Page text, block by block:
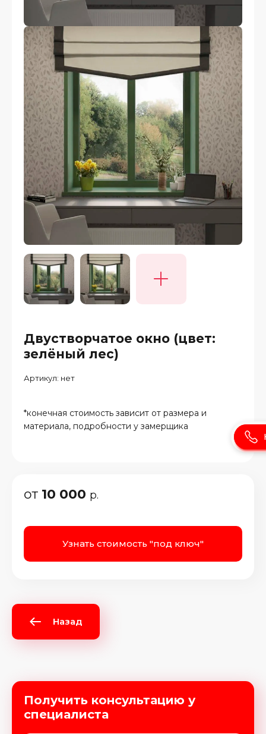
Двустворчатое окно (цвет:
зелёный лес)
Артикул: нет
*конечная стоимость зависит от размера и
материала, подробности у замерщика
от 10 000 р.
Узнать стоимость "под ключ"
Назад
Получить консультацию у
специалиста